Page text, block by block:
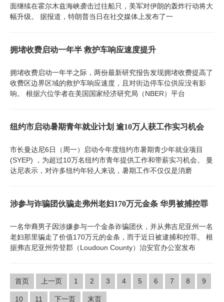
面继续在霍尔木兹海峡袭击过往船只，美军对伊朗的轰炸行动将大
幅升级。 据报道，特朗普当日在社交媒体上发布了一
拥堵收费启动一年半 救护车响应速度提升
拥堵收费启动一年半之际，两份最新研究报告发现拥堵收费提高了
收费区边界区域的救护车响应速度，且对街边停车位供应没有影
响。 根据六位学者在美国国家经济研究局（NBER）平台
纽约市启动暑期青年就业计划 逾10万人获工作实习机会
市长曼达尼6日（周一）启动今年度纽约市暑期青少年就业项目
(SYEP) ，为超过10万名纽约市青年提供工作和带薪实习机会。 曼
达尼表示，对许多纽约年轻人来说，暑期工作不仅仅是消磨
涉参与诈骗团伙骗走弗州老妇170万元金条 华男被捕控罪
一名华裔男子因涉嫌参与一个金条诈骗团伙，并从弗吉尼亚州一名
老妇那里骗走了价值170万元的金条，而于近日被逮捕和控罪。 根
据弗吉尼亚州劳登郡（Loudoun County）治安官办公室发布
首页 上一页 1 2 3 4 5 6 7 8 9
10 11 下一页 末页